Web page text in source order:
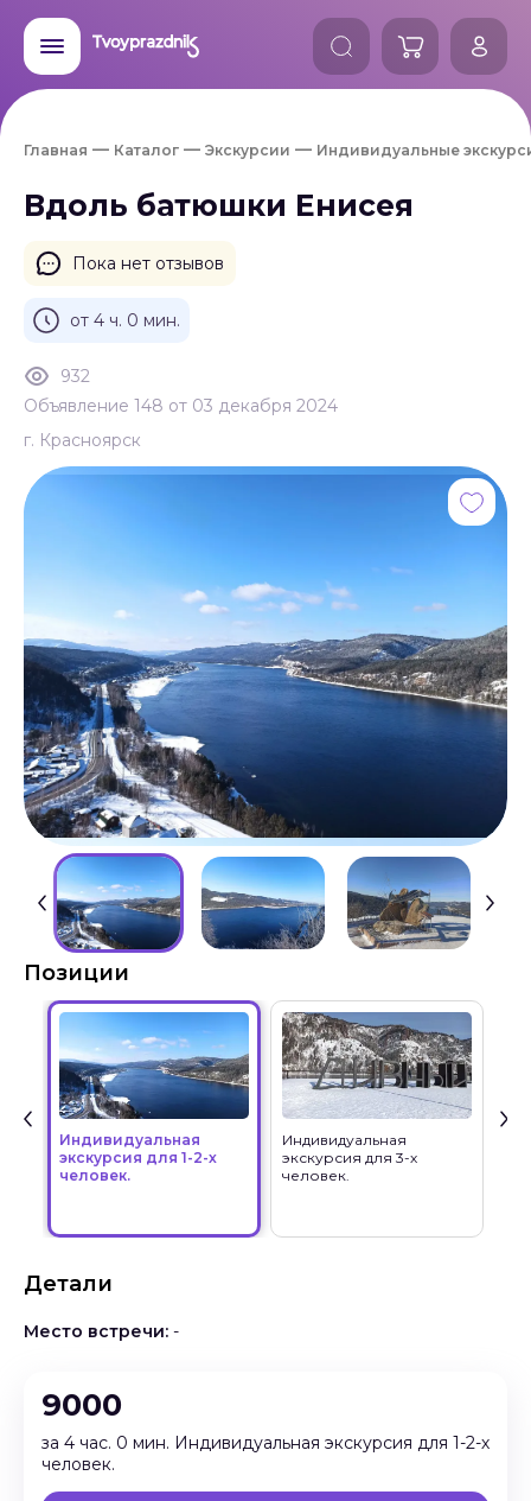
Главная Каталог Экскурсии Индивидуальные
Вдоль батюшки Енисея
Пока нет отзывов
от 4 ч. 0 мин.
Объявление 148 от 03 декабря 2024
932
г. Красноярск
Позиции
Индивидуальная
экскурсия для 1-2-х
человек.
Индивидуальная
экскурсия для 3-х
человек.
Детали
Место встречи: -
9000
за 4 час. 0 мин. Индивидуальная экскурсия для 1-2-х
человек.